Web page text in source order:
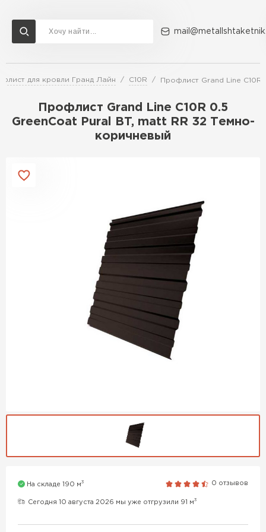
для кровли Гранд Лайн C10R Профлист Grand Line
Профлист Grand Line C10R 0.5
GreenCoat Pural BT, matt RR 32 Темно-
коричневый
На складе 190 м3 0 отзывов
Сегодня 10 августа 2026 мы уже отгрузили 91 м3
Доставка и оплата Акции О компании Контакты
Перейти в каталог